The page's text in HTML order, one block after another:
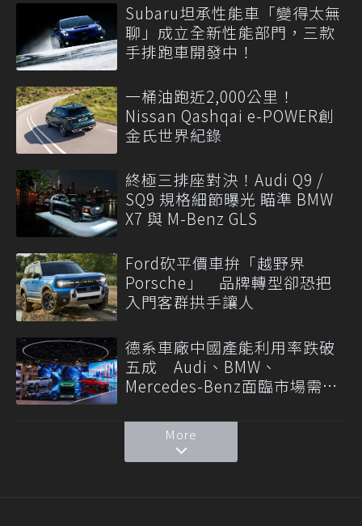
Subaru坦承性能車「變得太無
聊」成立全新性能部門，三款
手排跑車開發中！
一桶油跑近2,000公里！
Nissan Qashqai e-POWER創
金氏世界紀錄
終極三排座對決！Audi Q9 /
SQ9 規格細節曝光 瞄準 BMW
X7 與 M-Benz GLS
Ford砍平價車拚「越野界
Porsche」 品牌轉型卻恐把
入門客群拱手讓人
德系車廠中國產能利用率跌破
五成 Audi、BMW、
Mercedes-Benz面臨市場需求
More